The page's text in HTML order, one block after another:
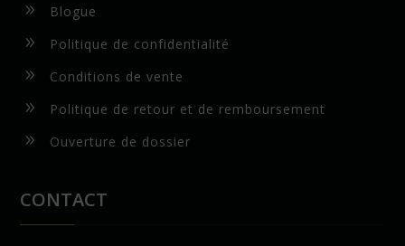
9 Blogue
9 Politique de confidentialité
9 Conditions de vente
9 Politique de retour et de remboursement
9 Ouverture de dossier
CONTACT